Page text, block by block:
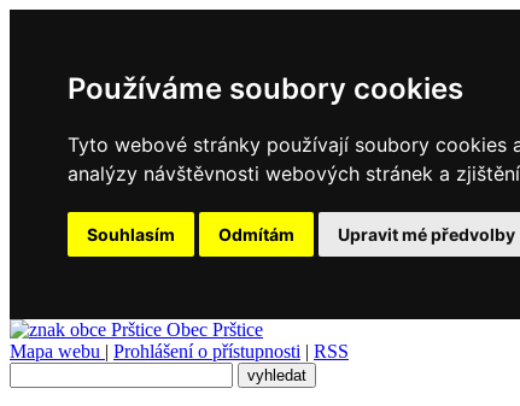
Používáme soubory cookies
Tyto webové stránky používají soubory cookies
analýzy návštěvnosti webových stránek a
Souhlasím Odmítám Upravit mé předvolby
Obec Prštice
Mapa webu | Prohlášení o přístupnosti | RSS